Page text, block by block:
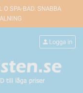
O SPA-BAD. SNABBA
person Logga in